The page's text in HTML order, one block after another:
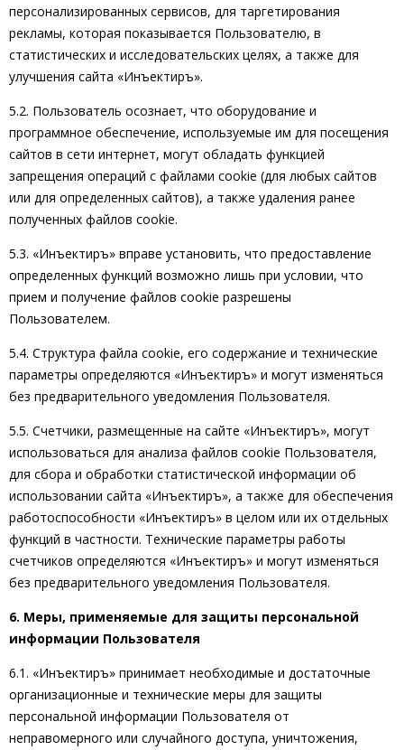
персонализированных сервисов, для таргетирования
рекламы, которая показывается Пользователю, в
статистических и исследовательских целях, а также для
улучшения сайта «Инъектиръ».
5.2. Пользователь осознает, что оборудование и
программное обеспечение, используемые им для посещения
сайтов в сети интернет, могут обладать функцией
запрещения операций с файлами cookie (для любых сайтов
или для определенных сайтов), а также удаления ранее
полученных файлов cookie.
5.3. «Инъектиръ» вправе установить, что предоставление
определенных функций возможно лишь при условии, что
прием и получение файлов cookie разрешены
Пользователем.
5.4. Структура файла cookie, его содержание и технические
параметры определяются «Инъектиръ» и могут изменяться
без предварительного уведомления Пользователя.
5.5. Счетчики, размещенные на сайте «Инъектиръ», могут
использоваться для анализа файлов cookie Пользователя,
для сбора и обработки статистической информации об
использовании сайта «Инъектиръ», а также для обеспечения
работоспособности «Инъектиръ» в целом или их отдельных
функций в частности. Технические параметры работы
счетчиков определяются «Инъектиръ» и могут изменяться
без предварительного уведомления Пользователя.
6. Меры, применяемые для защиты персональной
информации Пользователя
6.1. «Инъектиръ» принимает необходимые и достаточные
организационные и технические меры для защиты
персональной информации Пользователя от
неправомерного или случайного доступа, уничтожения,